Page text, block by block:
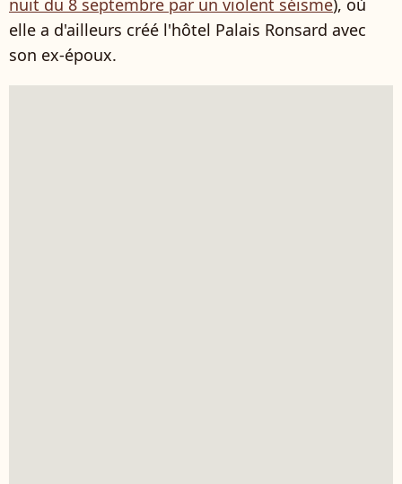
nuit du 8 septembre par un violent séisme), où
elle a d'ailleurs créé l'hôtel Palais Ronsard avec
son ex-époux.